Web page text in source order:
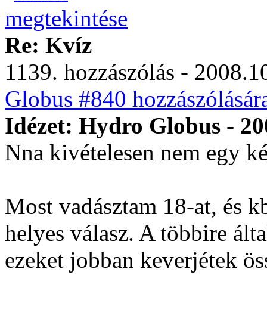
Re: Kvíz
1139. hozzászólás -
Globus #840
Idézet: Hydro Globus -
Nna kivételesen nem egy
Most vadásztam 18-at, és
helyes válasz. A többire
ezeket jobban keverjétek